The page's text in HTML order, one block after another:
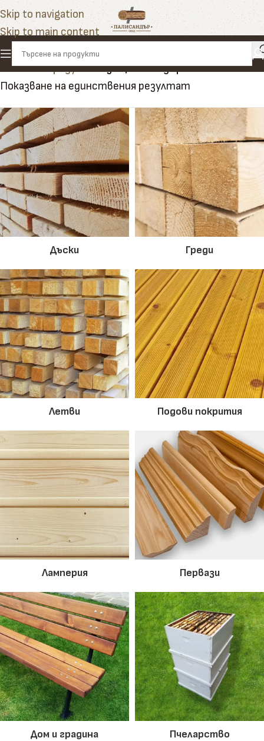
Skip to navigation
Skip to main content
Начало»Продукти»защита на дърво от гниене
Показване на единствения резултат
Дъски Греди
Летви Подови покрития
Ламперия Первази
Дом и градина Пчеларство